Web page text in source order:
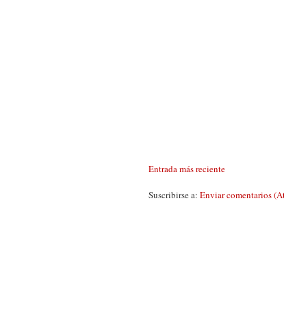
Entrada más reciente
Suscribirse a: Enviar comentarios